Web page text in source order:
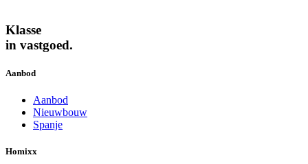
Klasse
in vastgoed.
Aanbod
Aanbod
Nieuwbouw
Spanje
Homixx